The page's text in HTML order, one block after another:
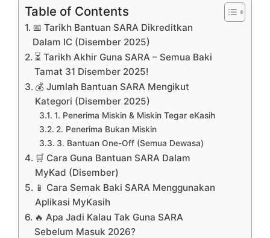
Table of Contents
📅 Tarikh Bantuan SARA Dikreditkan
Dalam IC (Disember 2025)
⏳ Tarikh Akhir Guna SARA – Semua Baki
Tamat 31 Disember 2025!
💰 Jumlah Bantuan SARA Mengikut
Kategori (Disember 2025)
1. Penerima Miskin & Miskin Tegar eKasih
2. Penerima Bukan Miskin
3. Bantuan One-Off (Semua Dewasa)
🛒 Cara Guna Bantuan SARA Dalam
MyKad (Disember)
📱 Cara Semak Baki SARA Menggunakan
Aplikasi MyKasih
🔥 Apa Jadi Kalau Tak Guna SARA
Sebelum Masuk 2026?